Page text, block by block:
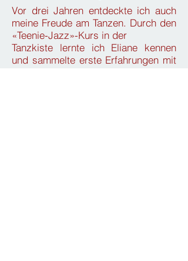
Vor drei Jahren entdeckte ich auch
meine Freude am Tanzen. Durch den
«Teenie-Jazz»-Kurs in der
Tanzkiste lernte ich Eliane kennen
und sammelte erste Erfahrungen mit